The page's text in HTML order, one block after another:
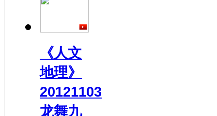
《人文
地理》
20121103
龙舞九